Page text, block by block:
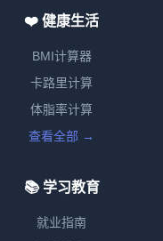
❤️ 健康生活
BMI计算器
卡路里计算
体脂率计算
查看全部 →
📚 学习教育
就业指南